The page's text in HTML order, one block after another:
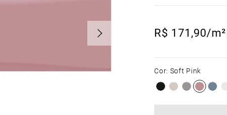
R$ 171 ,90/m²
Cor: Soft Pink